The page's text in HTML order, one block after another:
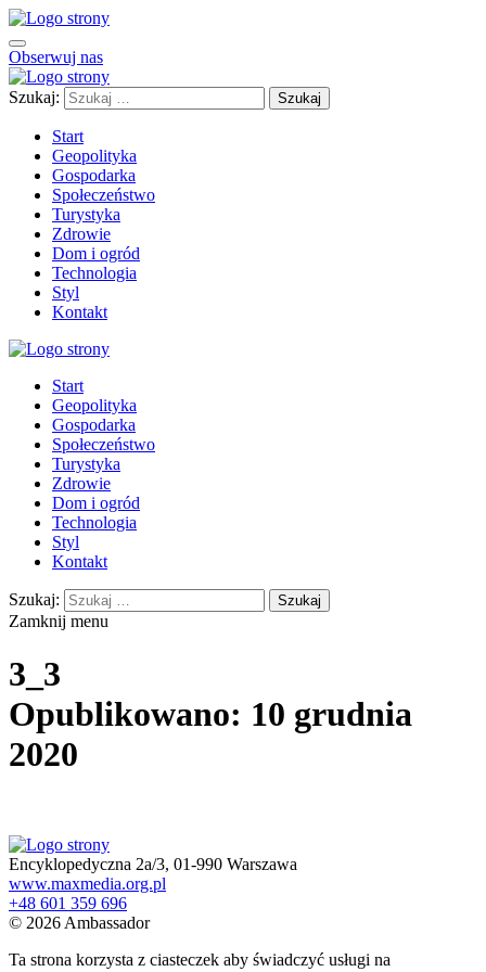
Obserwuj nas
Szukaj:
Start
Geopolityka
Gospodarka
Społeczeństwo
Turystyka
Zdrowie
Dom i ogród
Technologia
Styl
Kontakt
Start
Geopolityka
Gospodarka
Społeczeństwo
Turystyka
Zdrowie
Dom i ogród
Technologia
Styl
Kontakt
Szukaj:
Zamknij menu
3_3
Opublikowano: 10 grudnia
2020
Encyklopedyczna 2a/3, 01-990 Warszawa
www.maxmedia.org.pl
+48 601 359 696
© 2026 Ambassador
Ta strona korzysta z ciasteczek aby świadczyć usługi na